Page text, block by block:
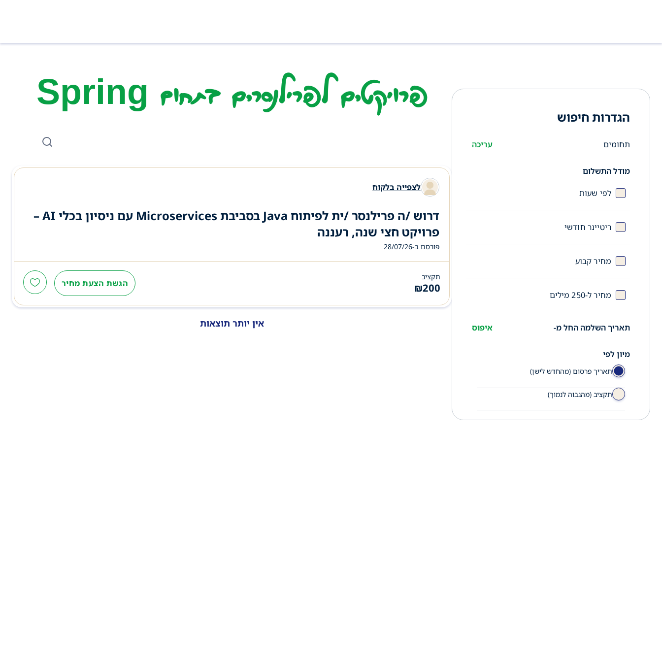
הגדרות חיפוש
תחומים עריכה
מודל התשלום
לפי שעות
ריטיינר חודשי
מחיר קבוע
מחיר ל-250 מילים
תאריך השלמה החל מ- איפוס
מיון לפי
תאריך פרסום (מהחדש לישן)
תקציב (מהגבוה לנמוך)
פרויקטים לפרילנסרים בתחום Spring
לצפייה בלקוח
דרוש /ה פרילנסר /ית לפיתוח Java בסביבת Microservices עם ניסיון בכלי AI –
פרויקט חצי שנה, רעננה
פורסם ב-28/07/26
תקציב
₪200 הגשת הצעת מחיר
אין יותר תוצאות